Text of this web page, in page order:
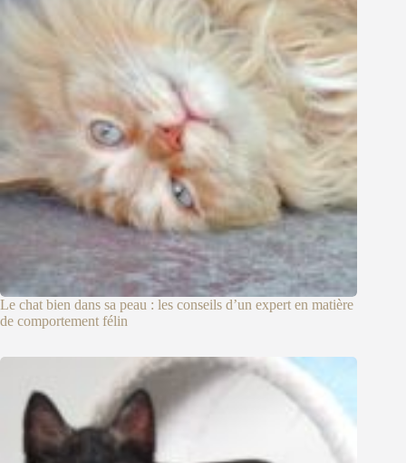
Le chat bien dans sa peau : les conseils d’un expert en matière
de comportement félin